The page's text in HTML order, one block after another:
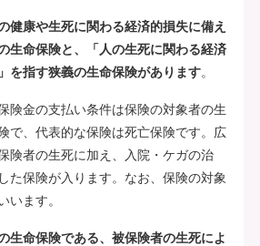
の健康や生死に関わる経済的損失に備え
生命保険と、「人の生死に関わる経済
を指す狭義の生命保険があります。
険金の支払い条件は保険の対象者の生
で、代表的な保険は死亡保険です。広
険者の生死に加え、入院・ケガの治
た保険が入ります。なお、保険の対象
います。
生命保険である、被保険者の生死によ